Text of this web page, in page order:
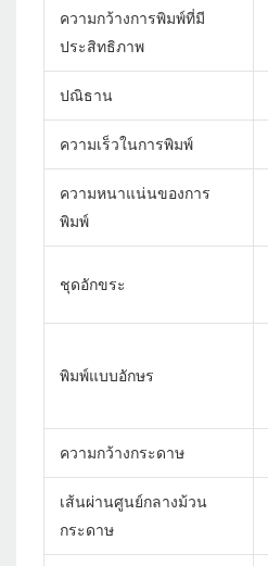
ความกว้างการพิมพ์ที่มี
ประสิทธิภาพ
ปณิธาน
ความเร็วในการพิมพ์
ความหนาแน่นของการ
พิมพ์
ชุดอักขระ
พิมพ์แบบอักษร
ความกว้างกระดาษ
เส้นผ่านศูนย์กลางม้วน
กระดาษ